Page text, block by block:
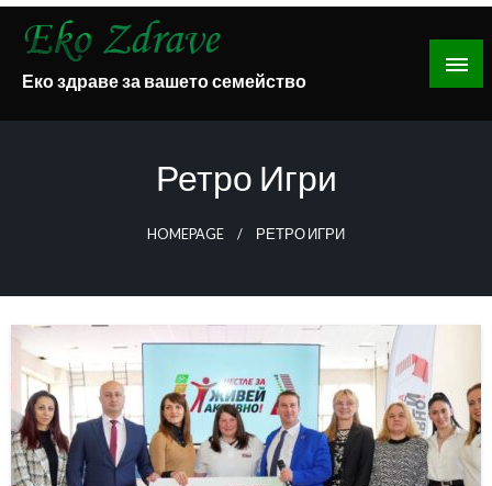
Skip
Еко здраве за вашето семейство
Ретро Игри
HOMEPAGE РЕТРО ИГРИ